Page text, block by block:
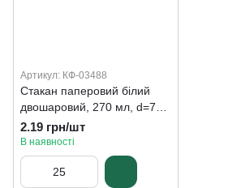
Артикул: КФ-03488
Стакан паперовий білий
двошаровий, 270 мл, d=79
мм
2.19 грн/шт
В наявності